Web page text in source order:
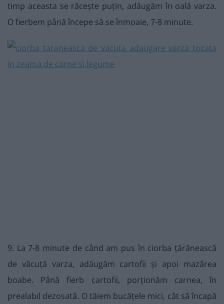
timp aceasta se răcește puțin, adăugăm în oală varza.
O fierbem până începe să se înmoaie, 7-8 minute.
9. La 7-8 minute de când am pus în ciorba țărănească
de văcuță varza, adăugăm cartofii și apoi mazărea
boabe. Până fierb cartofii, porționăm carnea, în
prealabil dezosată. O tăiem bucățele mici, cât să încapă